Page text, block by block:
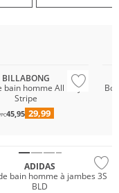
BILLABONG
bain homme All Day
Stripe
45,95 29,99
ADIDAS
bain homme à jambes 3S
BLD